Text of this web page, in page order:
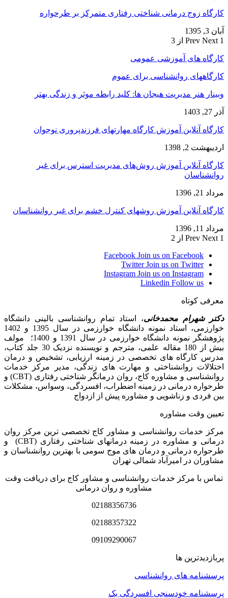
کارگاه زوج‌ درمانی شناختی رفتاری متمرکز بر طرحواره
آبان 3, 1395
Prev Next 1 از 3
کارگاه های آموزشی عمومی
کارگاههای روانشناسی برای عموم
وبینار هنر مدیریت هیجان ها: کلید رابطه موثر و زندگی بهتر
آذر 27, 1403
کارگاه آنلاین آموزش کارگاه مهارتهای فرزندپروری نوجوان
اردیبهشت 2, 1398
کارگاه آنلاین آموزش روش‌های مدیریت استرس برای غیر
روانشناسان
مرداد 21, 1396
کارگاه آنلاین آموزش روشهای کنترل خشم برای غیر روانشناسان
مرداد 11, 1396
Prev Next 1 از 2
Facebook Join us on Facebook
Twitter Join us on Twitter
Instagram Join us on Instagram
Linkedin Follow us
معرفی کوتاه
دکتر شهرام محمدخانی، استاد تمام روانشناسی بالینی دانشگاه
خوارزمی، استاد نمونه دانشگاه خوارزمی در سال 1395 و 1402
پژوهشگر نمونه دانشگاه خوارزمی در سال 1391 و 1400؛ مولف
بیش از 180 مقاله علمی، مترجم و نویسنده نزدیک 30 جلد کتاب،
مدرس کارگاه­ های تخصصی در زمینه ارزیابی، تشخیص و درمان
اختلالات روانشناختی و مهارت های زندگی، مدیر مرکز خدمات
روانشناسی و مشاوره کاج، روان­ درمانگر شناختی رفتاری (CBT) و
طرحواره درمانی در زمینه اضطراب، افسردگی، وسواس، مشکلات
بین فردی و زناشویی و مشاوره پیش از ازدواج
تعیین وقت مشاوره
مرکز خدمات روانشناسی و مشاور کاج تخصصی‏ ترین مرکز روان
درمانی و مشاوره در زمینه درمان‏های شناختی رفتاری (CBT) و
طرحواره درمانی و درمان های موج سومی با بهترین روانشناسان و
مشاوران در امیرآباد شمالی تهران
تماس با مرکز خدمات روانشناسی و مشاور کاج برای دریافت وقت
مشاوره و روان درمانی
02188356736
02188357322
09109290067
پربازدیدترین ها
پرسشنامه های روانشناسی
پرسشنامه خودسنجی افسردگی بک